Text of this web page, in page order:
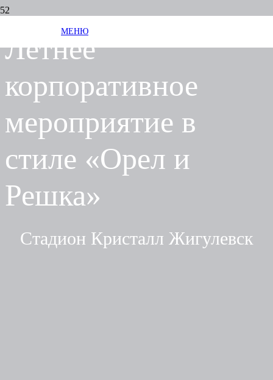
МЕНЮ
Летнее
корпоративное
мероприятие в
стиле «Орел и
Решка»
Стадион Кристалл Жигулевск